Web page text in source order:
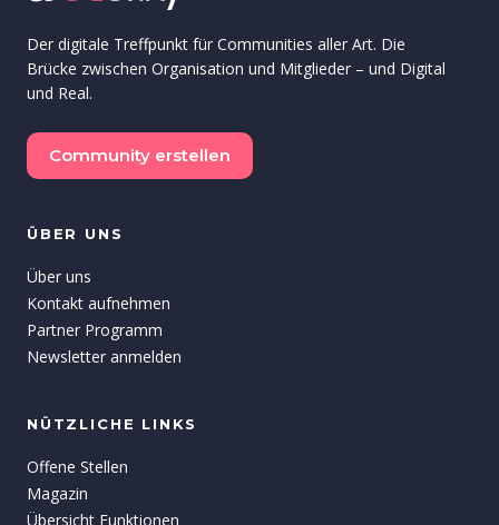
Der digitale Treffpunkt für Communities aller Art. Die
Brücke zwischen Organisation und Mitglieder – und Digital
und Real.
Community erstellen
ÜBER UNS
Über uns
Kontakt aufnehmen
Partner Programm
Newsletter anmelden
NÜTZLICHE LINKS
Offene Stellen
Magazin
Übersicht Funktionen